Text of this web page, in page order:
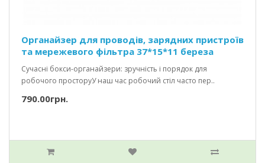
Органайзер для проводів, зарядних пристроїв
та мережевого фільтра 37*15*11 береза
Сучасні бокси-органайзери: зручність і порядок для
робочого просторуУ наш час робочий стіл часто пер..
790.00грн.